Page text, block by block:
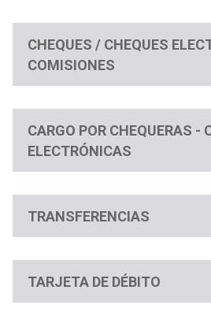
CHEQUES / CHEQUES
COMISIONES
CARGO POR CHEQUERAS -
ELECTRÓNICAS
TRANSFERENCIAS
TARJETA DE DÉBITO